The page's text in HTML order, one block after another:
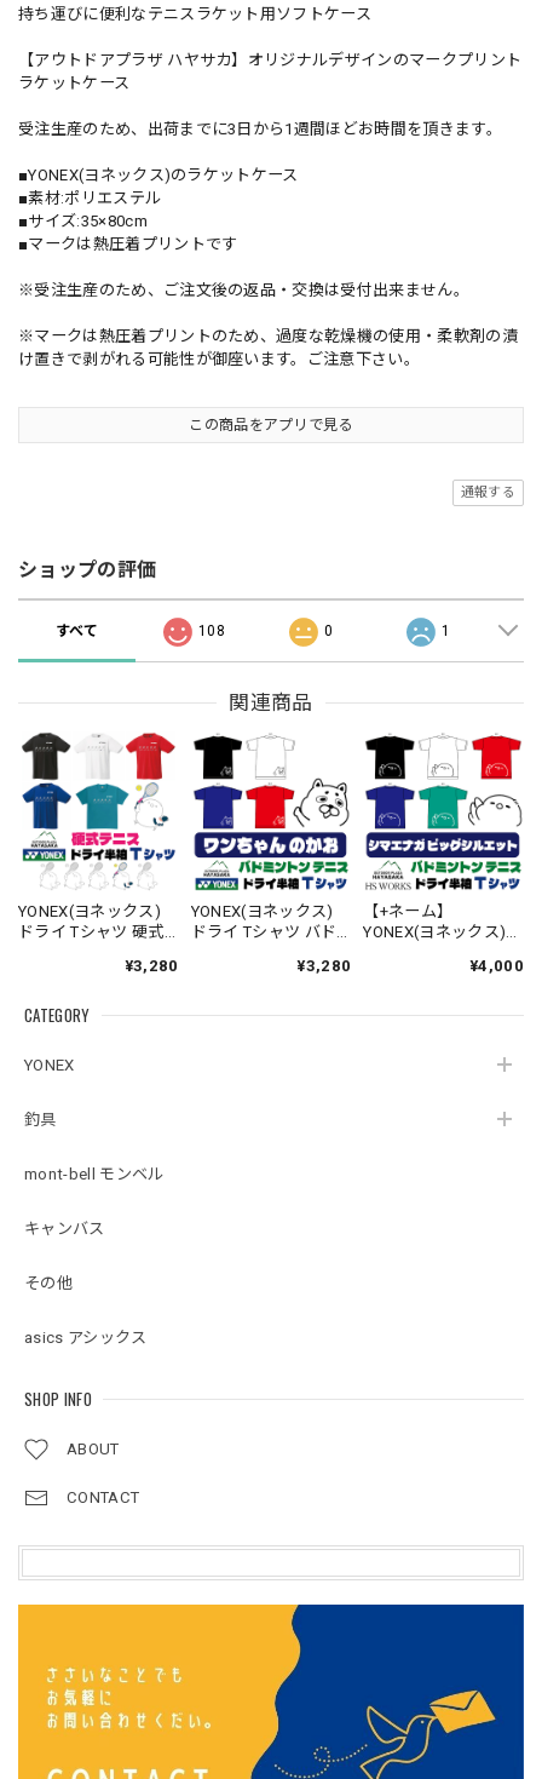
CATEGORY
YONEX
釣具
mont-bell モンベル
キャンバス
その他
asics アシックス
SHOP INFO
ABOUT
CONTACT
持ち運びに便利なテニスラケット用ソフトケース
【アウトドアプラザ ハヤサカ】オリジナルデザインのマークプリント
ラケットケース
受注生産のため、出荷までに3日から1週間ほどお時間を頂きます。
■YONEX(ヨネックス)のラケットケース
■素材:ポリエステル
■サイズ:35×80cm
■マークは熱圧着プリントです
※受注生産のため、ご注文後の返品・交換は受付出来ません。
※マークは熱圧着プリントのため、過度な乾燥機の使用・柔軟剤の漬
け置きで剥がれる可能性が御座います。ご注意下さい。
この商品をアプリで見る
通報する
ショップの評価
すべて 108 0 1
関連商品
YONEX(ヨネックス)
ドライ Tシャツ 硬式
イン】【シマエナ
【16500】【LINE-
¥3,280
YONEX(ヨネックス)
ドライ Tシャツ バド
ンちゃんのかお】
料】
¥3,280
【+ネーム】
YONEX(ヨネックス)
ミントン テニス 【ビ
【シマエナガのか
¥4,000